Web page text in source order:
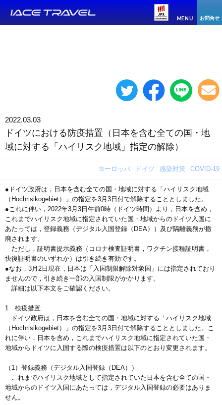
MENU お問合せ
2022.03.03
ドイツにおける防疫措置（日本を含む全ての国・地
域に対する「ハイリスク地域」指定の解除）
ヨーロッパ ドイツ 感染対策 COVID-19
●ドイツ政府は，日本を含む全ての国・地域に対する「ハイリスク地域
（Hochrisikogebiet）」の指定を3月3日付で解除することとしました。
●これに伴い，2022年3月3日午前0時（ドイツ時間）より，日本を含め，
これまでハイリスク地域に指定されていた国・地域からのドイツ入国に
あたっては，登録義務（デジタル入国登録（DEA））及び隔離義務が撤
廃されます。
ただし，証明書提示義務（コロナ検査証明書，ワクチン接種証明書，
快復証明書のいずれか）は引き続き有効です。
●なお，3月2日現在，日本は「入国制限解除対象国」には指定されており
ませんので，引き続き一部の入国制限がかかります。
詳細は以下本文をご確認ください。
1 検疫措置
ドイツ政府は，日本を含む全ての国・地域に対する「ハイリスク地域
（Hochrisikogebiet）」の指定を3月3日付で解除することとしました。こ
れに伴い，日本を含め，これまでハイリスク地域に指定されていた国・
地域からドイツに入国する際の検疫措置は以下のとおり変更されます。
（1）登録義務（デジタル入国登録（DEA））
これまでハイリスク地域として指定されていた日本を含む全ての国・
地域からのドイツ入国にあたっては，デジタル入国登録の必要はありま
せん。